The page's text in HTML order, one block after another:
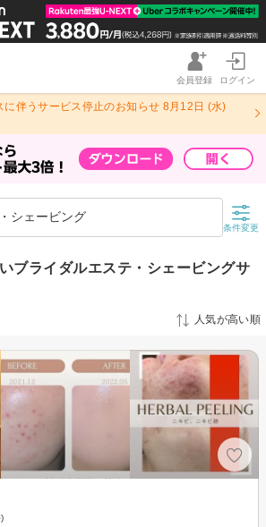
会員登録 ログイン
に伴うサービス停止のお知らせ 8月12日 (水)
シェービング
条件変更
ブライダルエステ・シェービングサ
人気が高い順